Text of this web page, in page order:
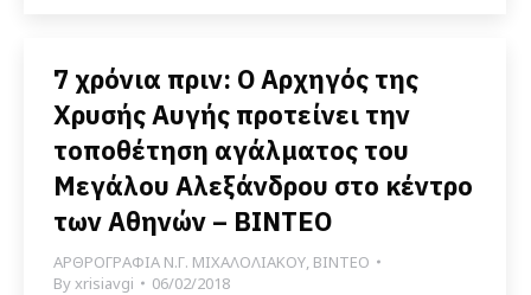
7 χρόνια πριν: Ο Αρχηγός της
Χρυσής Αυγής προτείνει την
τοποθέτηση αγάλματος του
Μεγάλου Αλεξάνδρου στο κέντρο
των Αθηνών – ΒΙΝΤΕΟ
ΑΡΘΡΟΓΡΑΦΙΑ Ν.Γ. ΜΙΧΑΛΟΛΙΑΚΟΥ, ΒΙΝΤΕΟ
Byxrisiavgi 06/02/2018